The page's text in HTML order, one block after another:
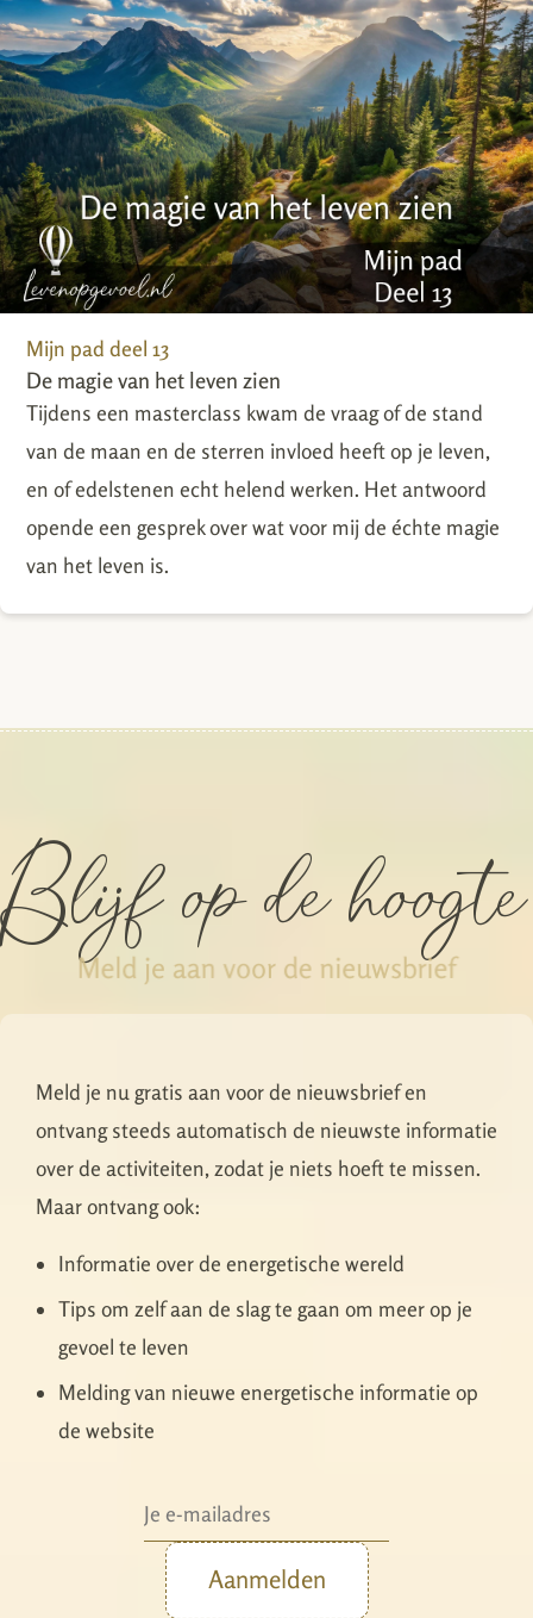
Mijn pad deel 13
De magie van het leven zien
Tijdens een masterclass kwam de vraag of de stand
van de maan en de sterren invloed heeft op je leven,
en of edelstenen echt helend werken. Het antwoord
opende een gesprek over wat voor mij de échte magie
van het leven is.
Blijf op de hoogte
Meld je aan voor de nieuwsbrief
Meld je nu gratis aan voor de nieuwsbrief en
ontvang steeds automatisch de nieuwste informatie
over de activiteiten, zodat je niets hoeft te missen.
Maar ontvang ook:
Informatie over de energetische wereld
Tips om zelf aan de slag te gaan om meer op je
gevoel te leven
Melding van nieuwe energetische informatie op
de website
Aanmelden